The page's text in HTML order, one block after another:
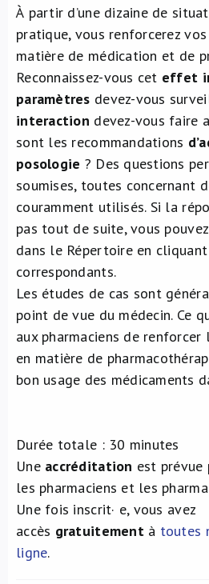
NL
À partir d’une dizaine de
pratique, vous renforcerez vos
matière de médication et de
Reconnaissez-vous cet effet
paramètres devez-vous
interaction devez-vous faire
sont les recommandations
posologie ? Des questions
soumises, toutes concernant
couramment utilisés. Si la
pas tout de suite, vous
dans le Répertoire en
correspondants.
Les études de cas sont
point de vue du médecin. Ce
aux pharmaciens de renforcer
en matière de
bon usage des médicaments
Durée totale : 30 minutes
Une accréditation est prévue
les pharmaciens et les
Une fois inscrit· e, vous avez
accès gratuitement à toutes
ligne.